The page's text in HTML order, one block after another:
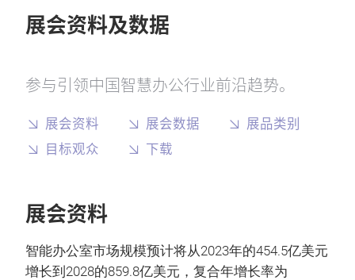
展会资料及数据
参与引领中国智慧办公行业前沿趋势。
展会资料 展会数据
展品类别
目标观众
下载
展会资料
智能办公室市场规模预计将从2023年的454.5亿美元
增长到2028的859.8亿美元，复合年增长率为